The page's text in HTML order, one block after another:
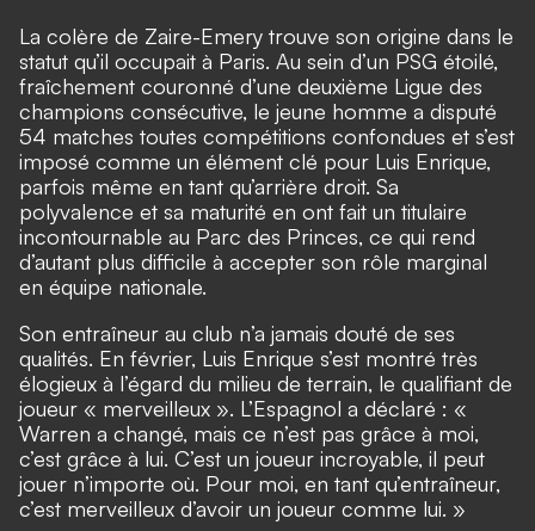
La colère de Zaire-Emery trouve son origine dans le
statut qu’il occupait à Paris. Au sein d’un PSG étoilé,
fraîchement couronné d’une deuxième Ligue des
champions consécutive, le jeune homme a disputé
54 matches toutes compétitions confondues et s’est
imposé comme un élément clé pour Luis Enrique,
parfois même en tant qu’arrière droit. Sa
polyvalence et sa maturité en ont fait un titulaire
incontournable au Parc des Princes, ce qui rend
d’autant plus difficile à accepter son rôle marginal
en équipe nationale.
Son entraîneur au club n’a jamais douté de ses
qualités. En février, Luis Enrique s’est montré très
élogieux à l’égard du milieu de terrain, le qualifiant de
joueur « merveilleux ». L’Espagnol a déclaré : «
Warren a changé, mais ce n’est pas grâce à moi,
c’est grâce à lui. C’est un joueur incroyable, il peut
jouer n’importe où. Pour moi, en tant qu’entraîneur,
c’est merveilleux d’avoir un joueur comme lui. »